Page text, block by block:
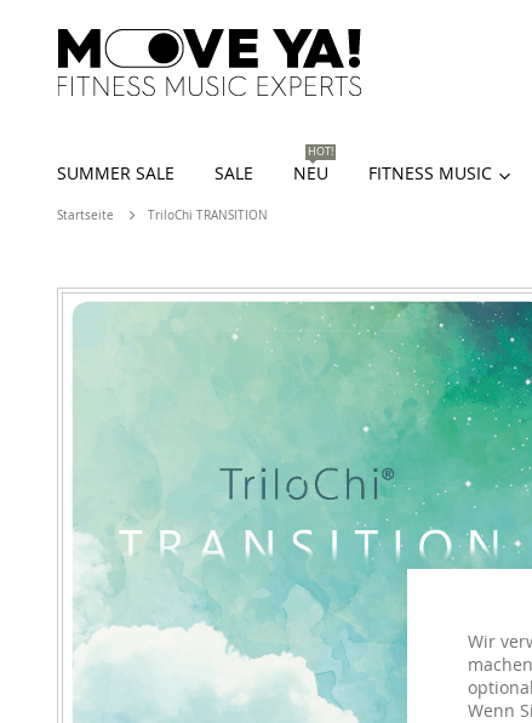
Wir
Wenn
SUMMER SALE SALE NEU
HOT!
FITNESS MUSIC
Startseite TriloChi TRANSITION